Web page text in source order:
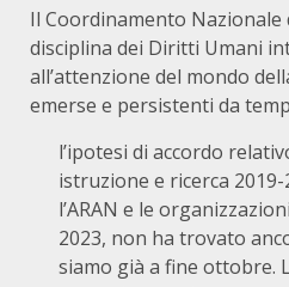
Il Coordinamento Nazionale
disciplina dei Diritti Umani
all’attenzione del mondo
emerse e persistenti da
l’ipotesi di accordo
istruzione e ricerca
l’ARAN e le
2023, non ha trovato
siamo già a fine ottobre.